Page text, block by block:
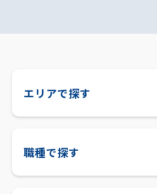
エリアで探す
職種で探す